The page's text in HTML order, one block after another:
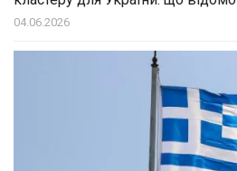
04.06.2026